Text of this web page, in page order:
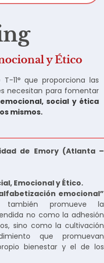
y Ético
11° que proporciona las
necesitan para fomentar
social y ética
mismos.
de Emory (Atlanta –
Emocional y Ético.
emocional”
promueve la
no como la adhesión
sino como la cultivación
que promuevan
bienestar y el de los